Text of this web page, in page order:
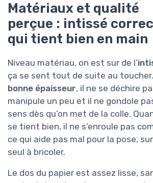
Matériaux et qualité
perçue : intissé
qui tient bien en main
Niveau matériau, on est sur de l’
ça se sent tout de suite au
bonne épaisseur, il ne se déchire
manipule un peu et il ne gondole
sens dès qu’on met de la colle.
se tient bien, il ne s’enroule pas
ce qui aide pas mal pour la pose,
seul à bricoler.
Le dos du papier est assez lisse,